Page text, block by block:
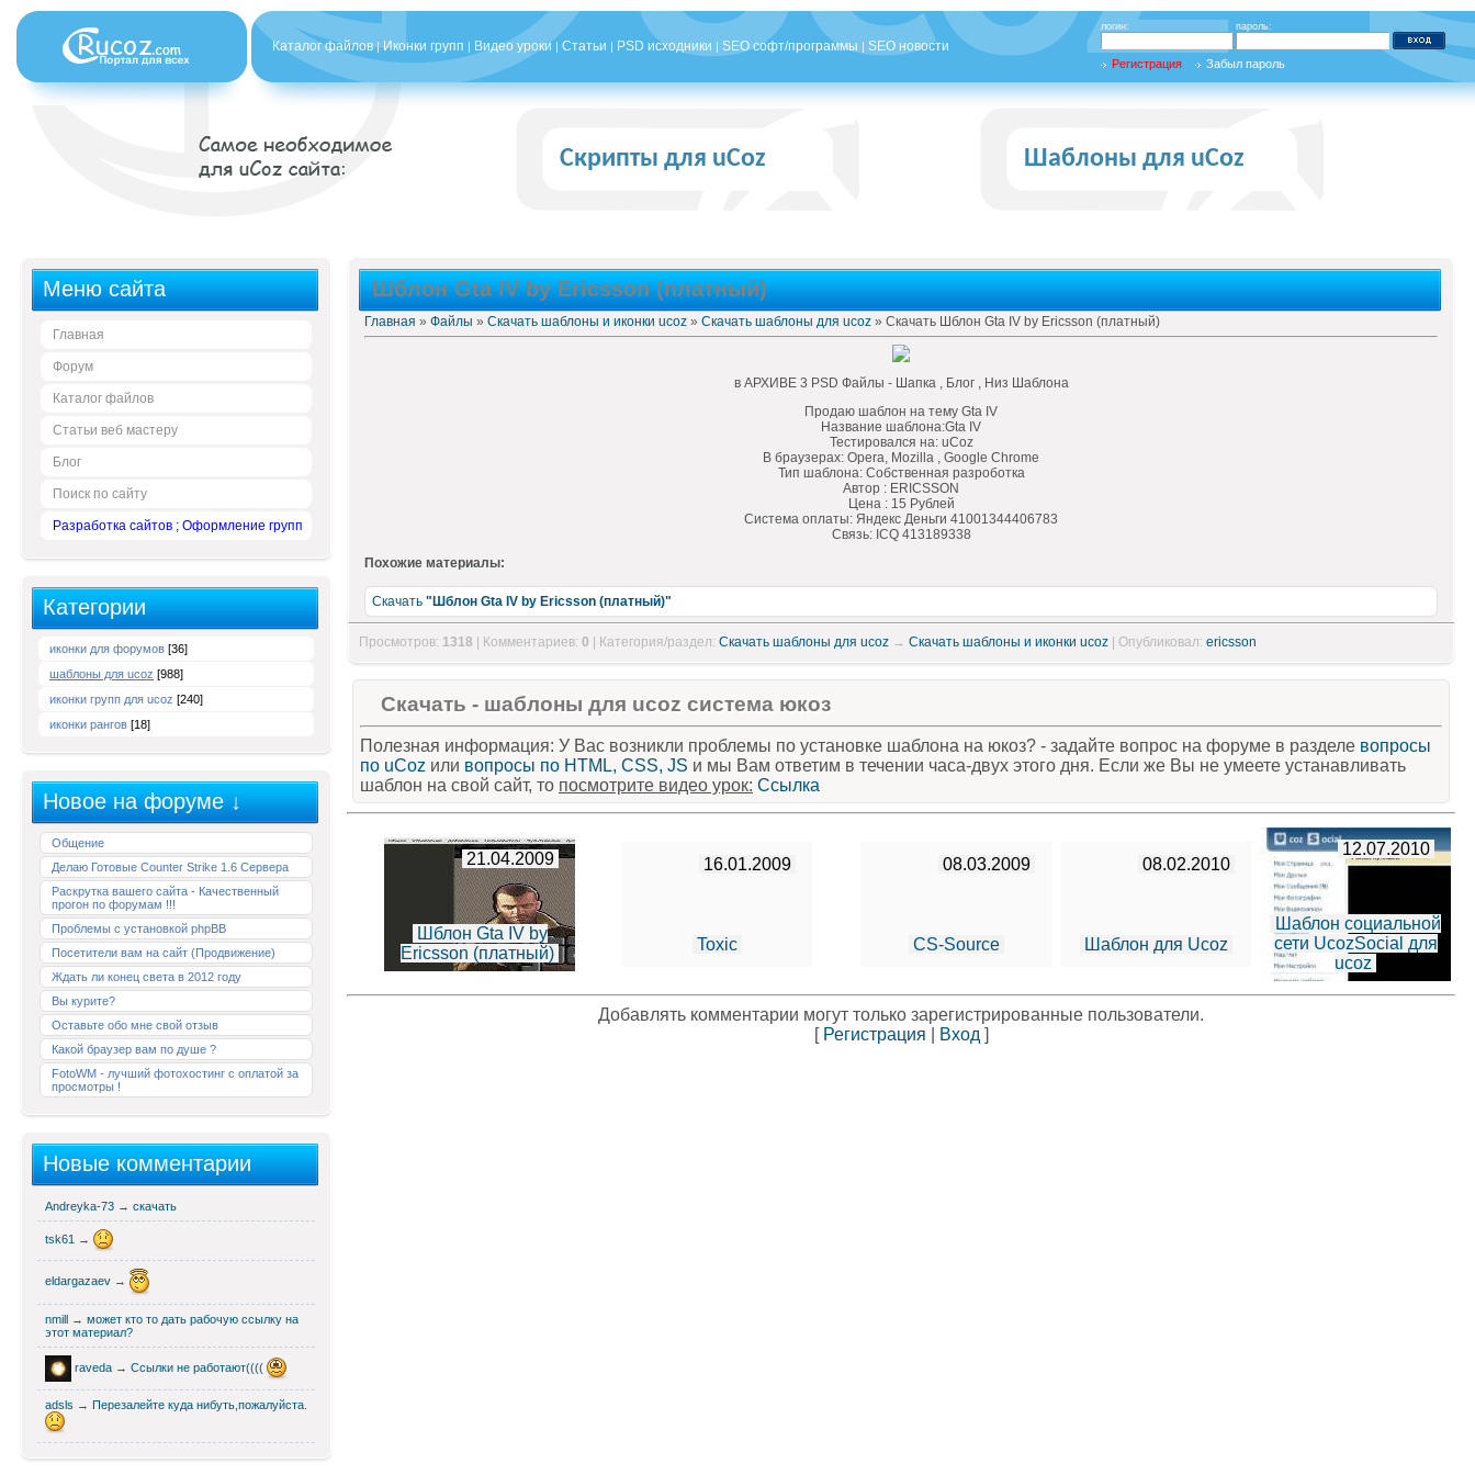
Каталог файлов|Иконки групп | Видео уроки | Статьи | PSD исходники | SEO софт/программы | SEO новости
логин: пароль:
Регистрация Забыл пароль
Скрипты для uCoz Шаблоны для uCoz
Меню сайта
Главная
Форум
Каталог файлов
Статьи веб мастеру
Блог
Поиск по сайту
Разработка сайтов ; Оформление групп
Категории
иконки для форумов [36]
шаблоны для ucoz [988]
иконки групп для ucoz [240]
иконки рангов [18]
Новое на форуме ↓
Общение
Делаю Готовые Counter Strike 1.6 Сервера
Раскрутка вашего сайта - Качественный
прогон по форумам !!!
Проблемы с установкой phpBB
Посетители вам на сайт (Продвижение)
Ждать ли конец света в 2012 году
Вы курите?
Оставьте обо мне свой отзыв
Какой браузер вам по душе ?
FotoWM - лучший фотохостинг с оплатой за
просмотры !
Новые комментарии
Andreyka-73 → скачать
tsk61 →
eldargazaev →
nmill → может кто то дать рабочую ссылку на
этот материал?
raveda → Ссылки не работают((((
adsls → Перезалейте куда нибуть,пожалуйста.
Шблон Gta IV by Ericsson (платный)
Главная » Файлы » Скачать шаблоны и иконки ucoz » Скачать шаблоны для ucoz » Скачать Шблон Gta IV by Ericsson (платный)
в АРХИВЕ 3 PSD Файлы - Шапка , Блог , Низ Шаблона
Продаю шаблон на тему Gta IV
Название шаблона:Gta IV
Тестировался на: uCoz
В браузерах: Opera, Mozilla , Google Chrome
Тип шаблона: Собственная разроботка
Автор : ERICSSON
Цена : 15 Рублей
Система оплаты: Яндекс Деньги 41001344406783
Связь: ICQ 413189338
Похожие материалы:
Скачать "Шблон Gta IV by Ericsson (платный)"
Просмотров: 1318 | Комментариев: 0 | Категория/раздел: Скачать шаблоны для ucoz → Скачать шаблоны и иконки ucoz | Опубликовал: ericsson
Скачать - шаблоны для ucoz система юкоз
Полезная информация: У Вас возникли проблемы по установке шаблона на юкоз? - задайте вопрос на форуме в разделе вопросы
по uCoz или вопросы по HTML, CSS, JS и мы Вам ответим в течении часа-двух этого дня. Если же Вы не умеете устанавливать
шаблон на свой сайт, то посмотрите видео урок: Ссылка
21.04.2009
Шблон Gta IV by
Ericsson (платный)
16.01.2009
Toxic
08.03.2009
CS-Source
08.02.2010
Шаблон для Ucoz
12.07.2010
Шаблон социальной
сети UcozSocial для
ucoz
Добавлять комментарии могут только зарегистрированные пользователи.
[ Регистрация Вход ]